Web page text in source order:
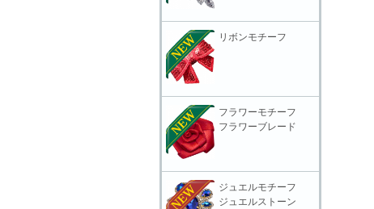
リボンモチーフ
フラワーモチーフ
フラワーブレード
ジュエルモチーフ
ジュエルストーン